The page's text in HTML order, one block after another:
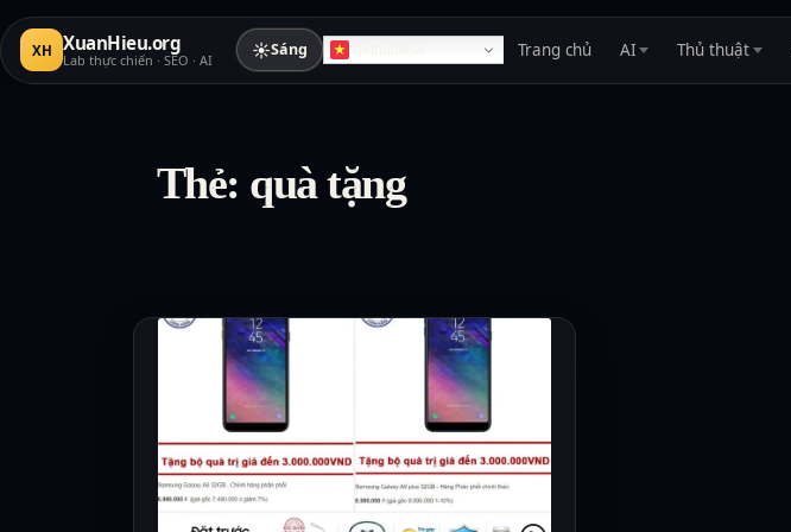
XH XuanHieu.org
Lab thực chiến · SEO · AI ☀Sáng Trang chủ AI Thủ thuật
Thẻ: quà tặng